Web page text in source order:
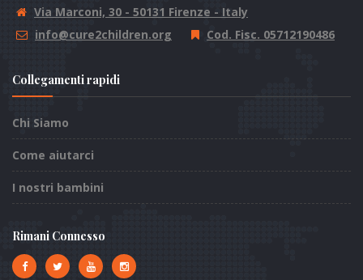
Via Marconi, 30 - 50131 Firenze - Italy
info@cure2children.org
Cod. Fisc. 05712190486
Collegamenti rapidi
Chi Siamo
Come aiutarci
I nostri bambini
Rimani Connesso